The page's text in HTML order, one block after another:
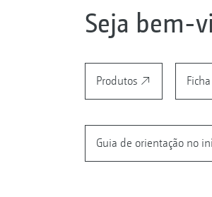
Seja bem-
Produtos
Guia de orientação no